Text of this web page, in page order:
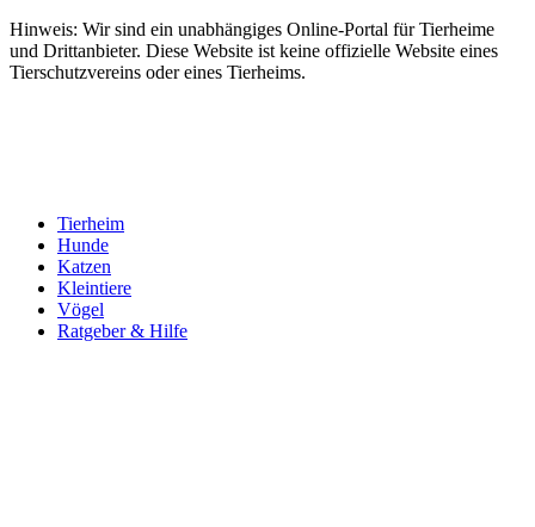
Hinweis: Wir sind ein unabhängiges Online-Portal für Tierheime
und Drittanbieter. Diese Website ist keine offizielle Website eines
Tierschutzvereins oder eines Tierheims.
Tierheim
Hunde
Katzen
Kleintiere
Vögel
Ratgeber & Hilfe